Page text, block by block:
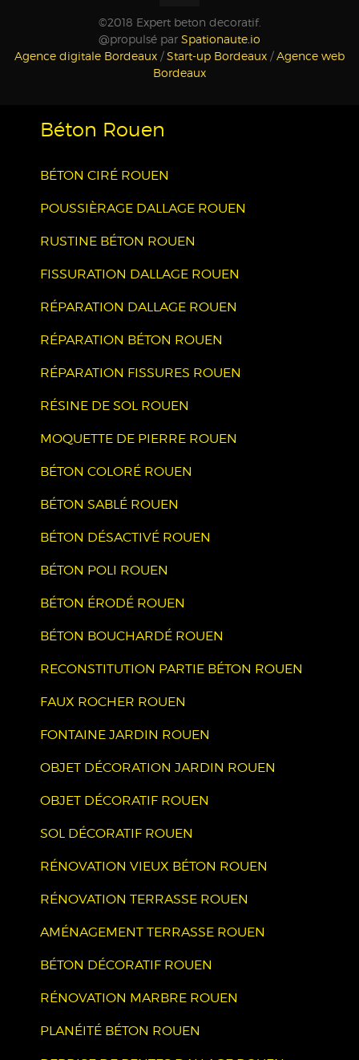
©2018 Expert beton decoratif.
@propulsé par Spationaute.io
Agence digitale Bordeaux /Start-up Bordeaux /Agence web
Bordeaux
Béton Rouen
BÉTON CIRÉ ROUEN
POUSSIÈRAGE DALLAGE ROUEN
RUSTINE BÉTON ROUEN
FISSURATION DALLAGE ROUEN
RÉPARATION DALLAGE ROUEN
RÉPARATION BÉTON ROUEN
RÉPARATION FISSURES ROUEN
RÉSINE DE SOL ROUEN
MOQUETTE DE PIERRE ROUEN
BÉTON COLORÉ ROUEN
BÉTON SABLÉ ROUEN
BÉTON DÉSACTIVÉ ROUEN
BÉTON POLI ROUEN
BÉTON ÉRODÉ ROUEN
BÉTON BOUCHARDÉ ROUEN
RECONSTITUTION PARTIE BÉTON ROUEN
FAUX ROCHER ROUEN
FONTAINE JARDIN ROUEN
OBJET DÉCORATION JARDIN ROUEN
OBJET DÉCORATIF ROUEN
SOL DÉCORATIF ROUEN
RÉNOVATION VIEUX BÉTON ROUEN
RÉNOVATION TERRASSE ROUEN
AMÉNAGEMENT TERRASSE ROUEN
BÉTON DÉCORATIF ROUEN
RÉNOVATION MARBRE ROUEN
PLANÉITÉ BÉTON ROUEN